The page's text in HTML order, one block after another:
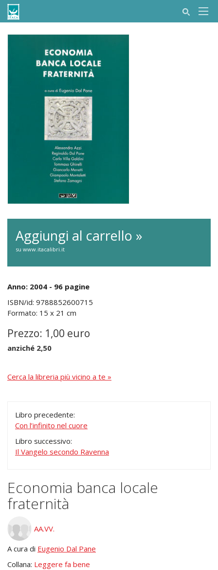
Aggiungi al carrello »
su www.itacalibri.it
Anno: 2004 - 96 pagine
ISBN/id: 9788852600715
Formato: 15 x 21 cm
Prezzo: 1,00 euro
anziché 2,50
Cerca la libreria più vicino a te »
Libro precedente:
Con l’infinito nel cuore
Libro successivo:
Il Vangelo secondo Ravenna
Economia banca locale
fraternità
AA.VV.
A cura di Eugenio Dal Pane
Collana: Leggere fa bene